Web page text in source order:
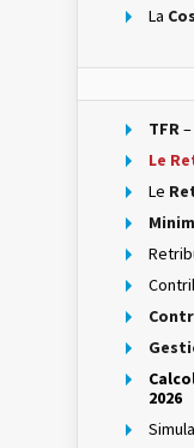
La
TFR
Le
Le
2026